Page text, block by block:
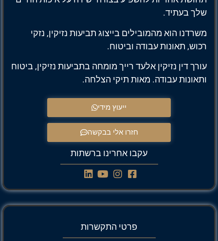
שלך בעתיד.
משרדנו הוא מהמובילים בייצוג תביעות נזיקין, נזקי
רכוש, תאונות עבודה וביטוח.
עורך דין נזיקין אלעד רייך מומחה בתביעות נזיקין, ביטוח
ותאונות עבודה. מאות תיקי הצלחה.
ייעוץ מידי
חזרו אלי בבקשה
עקבו אחרינו ברשתות
פרטי התקשרות